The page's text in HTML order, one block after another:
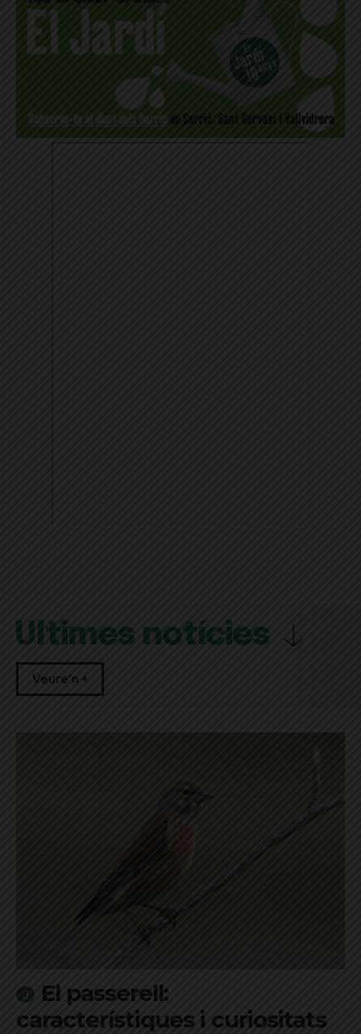
Últimes notícies
Veure'n +
El passerell:
característiques i curiositats